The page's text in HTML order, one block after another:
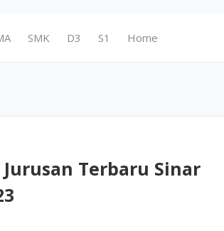
SMK D3 S1 Home
Terbaru Sinar